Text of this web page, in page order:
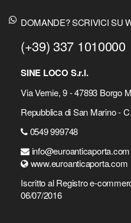
DOMANDE? SCRIVICI SU
(+39) 337 1010000
SINE LOCO S.r.l.
Via Vernie, 9 - 47893 Borgo
Repubblica di San Marino -
0549 999748
info@euroanticaporta.com
www.euroanticaporta.com
Iscritto al Registro e-
06/07/2016